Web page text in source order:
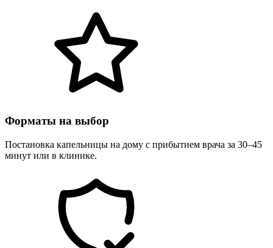
Форматы на выбор
Постановка капельницы на дому с прибытием врача за 30–45
минут или в клинике.